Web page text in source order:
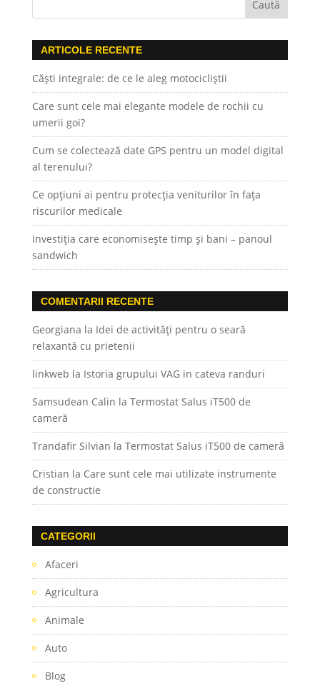
ARTICOLE RECENTE
Căști integrale: de ce le aleg motocicliștii
Care sunt cele mai elegante modele de rochii cu
umerii goi?
Cum se colectează date GPS pentru un model digital
al terenului?
Ce opțiuni ai pentru protecția veniturilor în fața
riscurilor medicale
Investiția care economisește timp și bani – panoul
sandwich
COMENTARII RECENTE
Georgiana la Idei de activități pentru o seară
relaxantă cu prietenii
linkweb la Istoria grupului VAG in cateva randuri
Samsudean Calin la Termostat Salus iT500 de
cameră
Trandafir Silvian la Termostat Salus iT500 de cameră
Cristian la Care sunt cele mai utilizate instrumente
de constructie
CATEGORII
Afaceri
Agricultura
Animale
Auto
Blog